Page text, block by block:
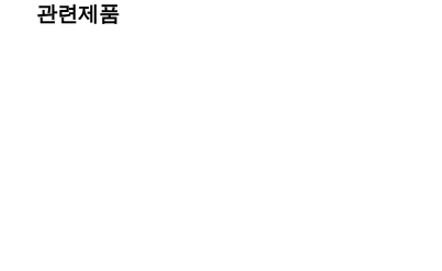
관련제품